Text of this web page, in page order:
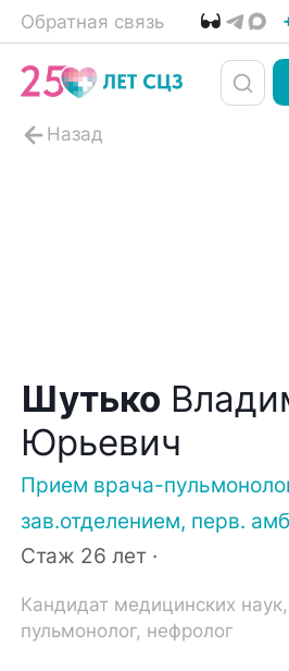
Обратная связь
Шутько
Юрьевич
Стаж 26 лет ·
Прием врача-
зав.отделением, перв.
Кандидат медицинских
пульмонолог, нефролог